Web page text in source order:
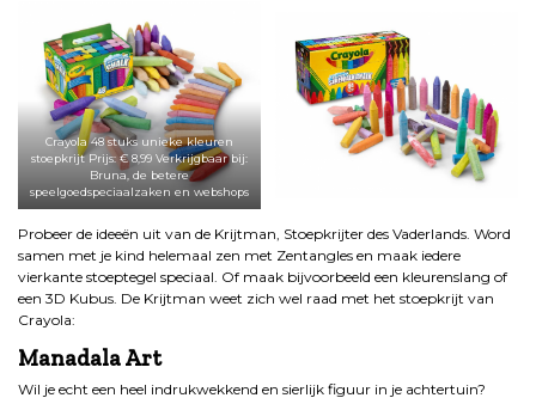
Crayola 48 stuks unieke kleuren
stoepkrijt Prijs: € 8,99 Verkrijgbaar bij:
Bruna, de betere
speelgoedspeciaalzaken en webshops
Probeer de ideeën uit van de Krijtman, Stoepkrijter des Vaderlands. Word
samen met je kind helemaal zen met Zentangles en maak iedere
vierkante stoeptegel speciaal. Of maak bijvoorbeeld een kleurenslang of
een 3D Kubus. De Krijtman weet zich wel raad met het stoepkrijt van
Crayola:
Manadala Art
Wil je echt een heel indrukwekkend en sierlijk figuur in je achtertuin?